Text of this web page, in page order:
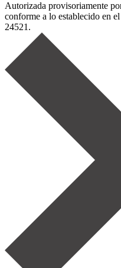
Autorizada provisoriamente
conforme a lo establecido en
24521.